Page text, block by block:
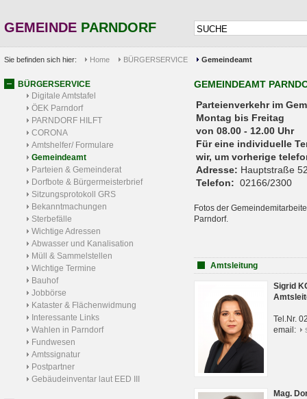
GEMEINDE PARNDORF
Sie befinden sich hier: Home BÜRGERSERVICE Gemeindeamt
BÜRGERSERVICE
Digitale Amtstafel
ÖEK Parndorf
PARNDORF HILFT
CORONA
Amtshelfer/ Formulare
Gemeindeamt
Parteien & Gemeinderat
Dorfbote & Bürgermeisterbrief
Sitzungsprotokoll GRS
Bekanntmachungen
Sterbefälle
Wichtige Adressen
Abwasser und Kanalisation
Müll & Sammelstellen
Wichtige Termine
Bauhof
Jobbörse
Kataster & Flächenwidmung
Interessante Links
Wahlen in Parndorf
Fundwesen
Amtssignatur
Postpartner
Gebäudeinventar laut EED III
GEMEINDEAMT
Parteienverkehr
Montag bis Freitag
von 08.00 - 12.00 Uhr
Für eine individuelle
wir, um vorherige
Adresse: Hauptstraße
Telefon: 02166/2300
Fotos der
Parndorf.
Amtsleitung
Sigrid
Tel.Nr.
email:
Mag.